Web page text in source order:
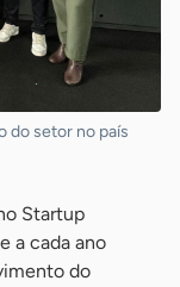
do setor no país
Startup
a cada ano
do